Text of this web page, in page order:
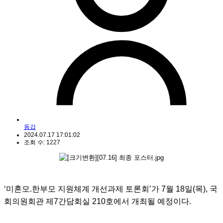
동감
2024.07.17 17:01:02
조회 수: 1227
‘미혼모.한부모 지원체계 개선과제 토론회’가 7월 18일(목), 국
회의원회관 제7간담회실 210호에서 개최될 예정이다.